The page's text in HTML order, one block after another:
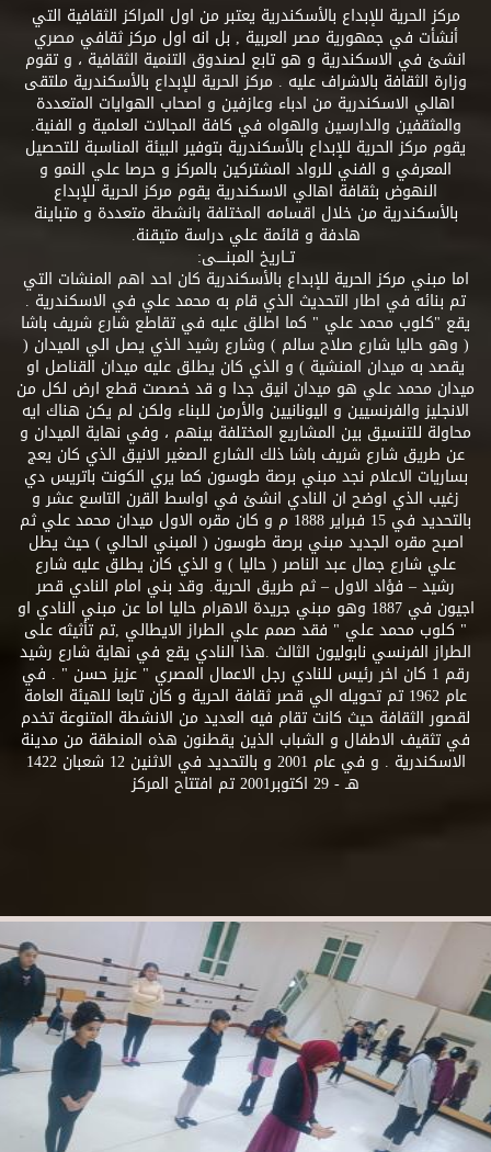
مركز الحرية للإبداع بالأسكندرية يعتبر من اول المراكز الثقافية التي
أنشأت في جمهورية مصر العربية , بل انه اول مركز ثقافي مصري
انشئ في الاسكندرية و هو تابع لصندوق التنمية الثقافية ، و تقوم
وزارة الثقافة بالاشراف عليه . مركز الحرية للإبداع بالأسكندرية ملتقى
اهالي الاسكندرية من ادباء وعازفين و اصحاب الهوايات المتعددة
والمثقفين والدارسين والهواه في كافة المجالات العلمية و الفنية.
يقوم مركز الحرية للإبداع بالأسكندرية بتوفير البيئة المناسبة للتحصيل
المعرفي و الفني للرواد المشتركين بالمركز و حرصا علي النمو و
النهوض بثقافة اهالي الاسكندرية يقوم مركز الحرية للإبداع
بالأسكندرية من خلال اقسامه المختلفة بانشطة متعددة و متباينة
هادفة و قائمة علي دراسة متيقنة.
تــاريخ المبنــــى:
اما مبني مركز الحرية للإبداع بالأسكندرية كان احد اهم المنشات التي
تم بنائه في اطار التحديث الذي قام به محمد علي في الاسكندرية .
يقع "كلوب محمد علي " كما اطلق عليه في تقاطع شارع شريف باشا
( وهو حاليا شارع صلاح سالم ) وشارع رشيد الذي يصل الي الميدان (
يقصد به ميدان المنشية ) و الذي كان يطلق عليه ميدان القناصل او
ميدان محمد علي هو ميدان انيق جدا و قد خصصت قطع ارض لكل من
الانجليز والفرنسيين و اليونانيين والأرمن للبناء ولكن لم يكن هناك ايه
محاولة للتنسيق بين المشاريع المختلفة بينهم ، وفي نهاية الميدان و
عن طريق شارع شريف باشا ذلك الشارع الصغير الانيق الذي كان يعج
بساريات الاعلام نجد مبني برصة طوسون كما يري الكونت باتريس دي
زغيب الذي اوضح ان النادي انشئ في اواسط القرن التاسع عشر و
بالتحديد في 15 فبراير 1888 م و كان مقره الاول ميدان محمد علي ثم
اصبح مقره الجديد مبني برصة طوسون ( المبني الحالي ) حيث يطل
علي شارع جمال عبد الناصر ( حاليا ) و الذي كان يطلق عليه شارع
رشيد – فؤاد الاول – ثم طريق الحرية. وقد بني امام النادي قصر
اجيون في 1887 وهو مبني جريدة الاهرام حاليا اما عن مبني النادي او
" كلوب محمد علي " فقد صمم علي الطراز الايطالي ,تم تأثيثه على
الطراز الفرنسي نابوليون الثالث .هذا النادي يقع في نهاية شارع رشيد
رقم 1 كان اخر رئيس للنادي رجل الاعمال المصري " عزيز حسن " . في
عام 1962 تم تحويله الي قصر ثقافة الحرية و كان تابعا للهيئة العامة
لقصور الثقافة حيث كانت تقام فيه العديد من الانشطة المتنوعة تخدم
في تثقيف الاطفال و الشباب الذين يقطنون هذه المنطقة من مدينة
الاسكندرية . و في عام 2001 و بالتحديد في الاثنين 12 شعبان 1422
هـ - 29 اكتوبر2001 تم افتتاح المركز